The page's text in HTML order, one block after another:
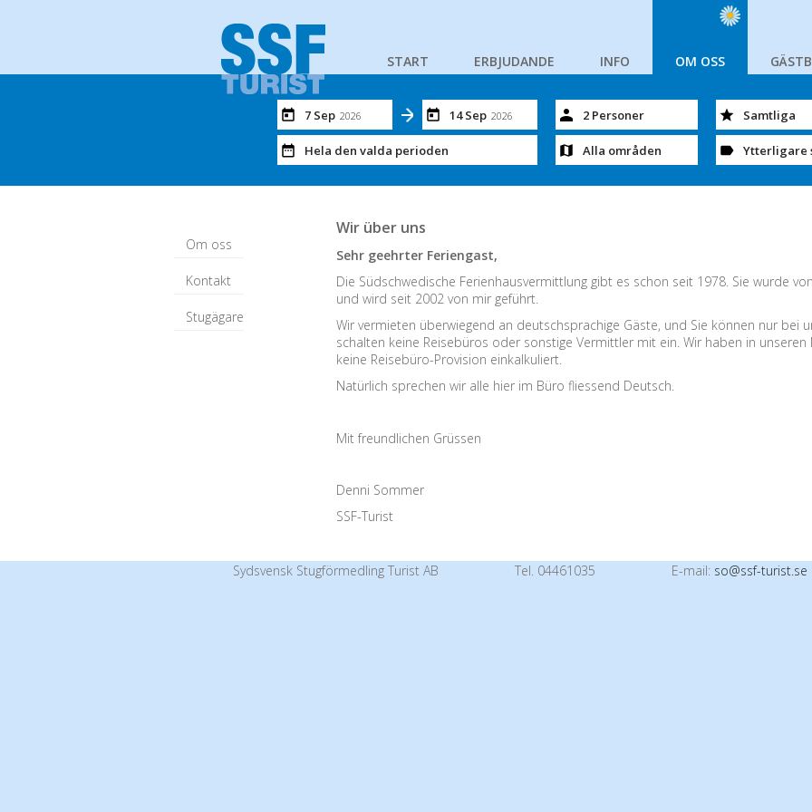
START ERBJUDANDE INFO OM OSS
7 Sep 2026 14 Sep 2026
Hela den valda perioden
2 Personer
Alla områden
Samtliga
Ytterligare
Om oss
Kontakt
Stugägare
Wir über uns
Sehr geehrter Feriengast,
Die Südschwedische Ferienhausvermittlung gibt es schon seit 1978. Sie wurde
und wird seit 2002 von mir geführt.
Wir vermieten überwiegend an deutschsprachige Gäste, und Sie können nur bei
schalten keine Reisebüros oder sonstige Vermittler mit ein. Wir haben in unseren
keine Reisebüro-Provision einkalkuliert.
Natürlich sprechen wir alle hier im Büro fliessend Deutsch.
Mit freundlichen Grüssen
Denni Sommer
SSF-Turist
Sydsvensk Stugförmedling Turist AB Tel. 04461035 E-mail: so@ssf-turist.se